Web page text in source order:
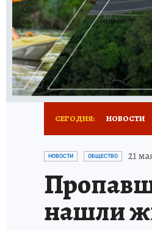
ПРЕСС-ЦЕНТР
РАДИО КП
СЕГОДНЯ: НОВОСТИ
НОВОСТИ ОБЩЕСТВО 21
нашли